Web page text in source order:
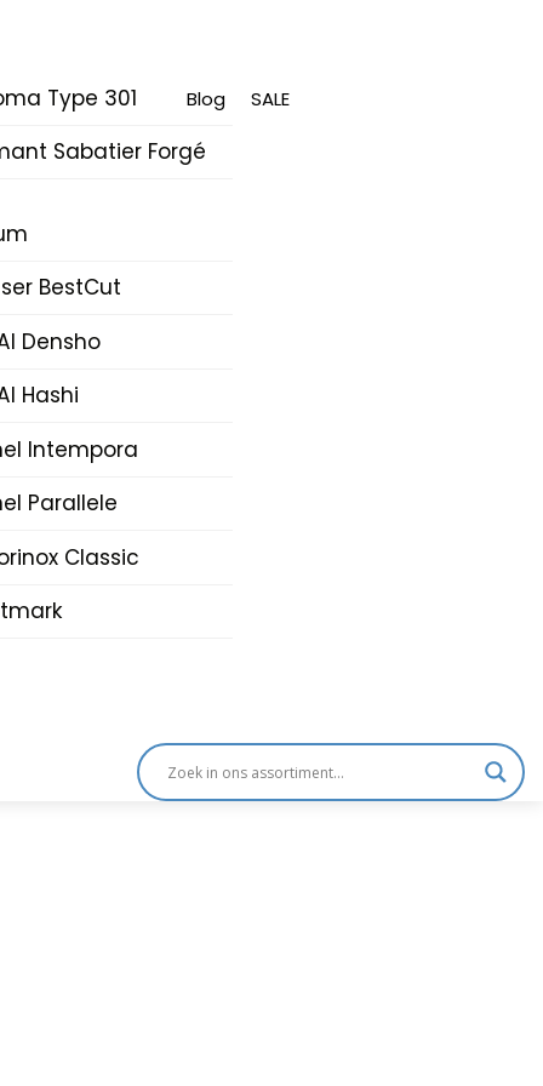
Type 301
Sabatier Forgé
BestCut
Densho
Hashi
Intempora
Parallele
Classic
Blog SALE